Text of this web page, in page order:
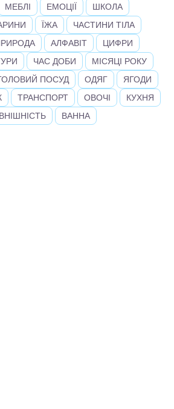
МЕБЛІ ЕМОЦІЇ
ШКОЛА
ЇЖА
ЧАСТИНИ ТІЛА
АЛФАВІТ
ЦИФРИ
ЧАС ДОБИ
МІСЯЦІ РОКУ
ПОСУД ОДЯГ
ЯГОДИ
ТРАНСПОРТ ОВОЧІ
КУХНЯ
ВАННА